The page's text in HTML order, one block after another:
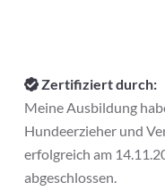
Zertifiziert durch:
Meine Ausbildung
Hundeerzieher und
erfolgreich am
abgeschlossen.